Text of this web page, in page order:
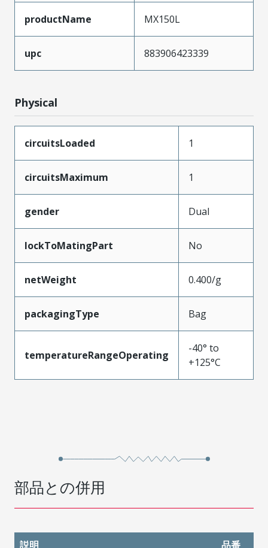
productName MX150L
upc 883906423339
Physical
circuitsLoaded 1
circuitsMaximum 1
gender Dual
lockToMatingPart No
netWeight 0.400/g
packagingType Bag
temperatureRangeOperating
-40° to
+125°C
部品との併用
説明
品番